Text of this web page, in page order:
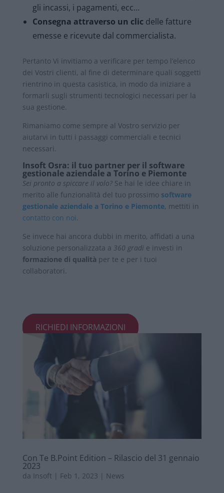
gli incassi, i pagamenti, ecc…
Consegna attraverso un clicdelle fatture
emesse e ricevute dal commercialista.
Pertanto Vi invitiamo a verificare per tempo l’elenco
dei Vostri clienti, al fine di determinare quali soggetti
rientrino in questa casistica, in modo da iniziare a
formarli sugli strumenti tecnologici necessari per la
sua gestione.
Rimaniamo come sempre al Vostro servizio per
aiutarvi in tutti i passaggi commerciali e tecnici
necessari.
Insoft Osra: il tuo partner per il software
gestionale aziendale a Torino e Piemonte
Sei pronto a spiccare il volo? Se hai le idee chiare in
merito alle funzionalità del tuo prossimosoftware
gestionale aziendale a Torino e Piemonte, mettiti in
contatto con noi.
Se invece hai ancora dubbi in merito, affidati a una
soluzione personalizzata a 360 gradi e investi in
formazione di qualità per te e per i tuoi
collaboratori.
RICHIEDI INFORMAZIONI
Con Te B.Point Edition – Rilascio del 31 gennaio
2023
da Insoft | Feb 1, 2023 | News